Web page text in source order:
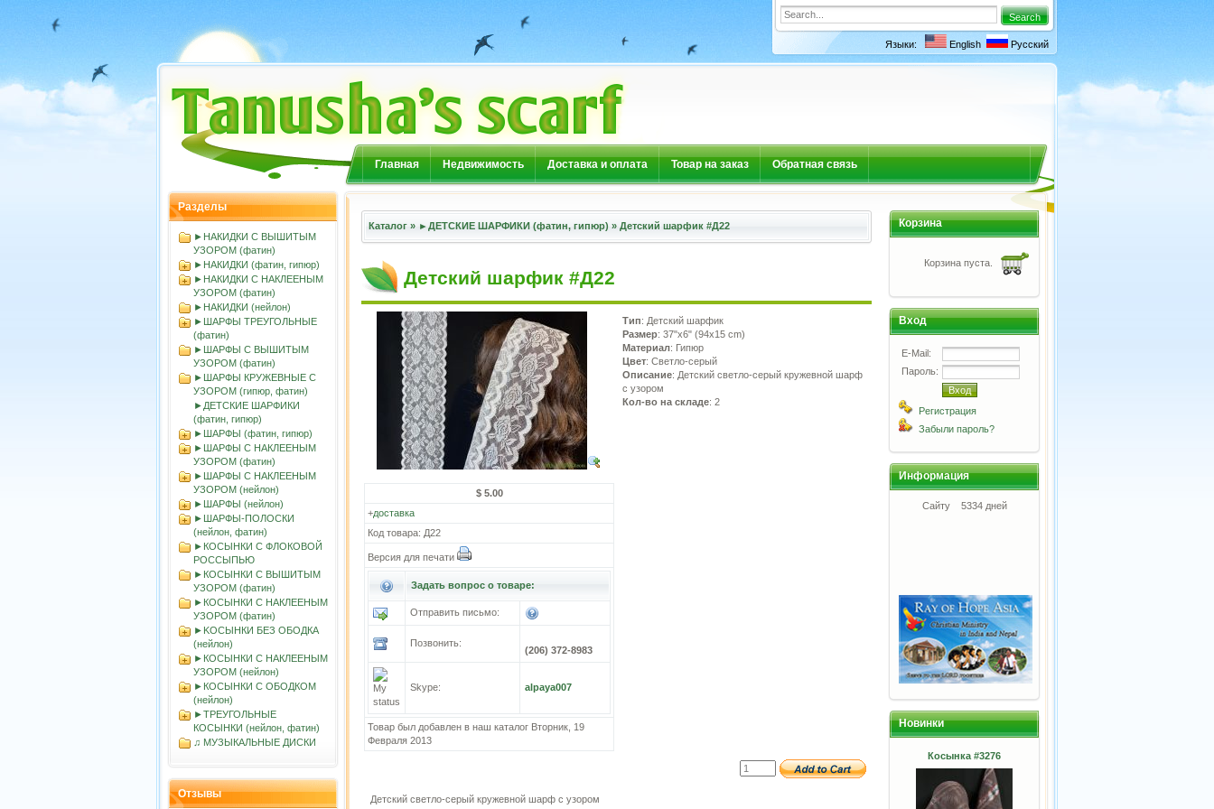
Языки: English Русский
Главная Недвижимость Доставка и оплата Товар на заказ Обратная связь
Разделы
►НАКИДКИ С ВЫШИТЫМ
УЗОРОМ (фатин)
►НАКИДКИ (фатин, гипюр)
►НАКИДКИ С НАКЛЕЕНЫМ
УЗОРОМ (фатин)
►НАКИДКИ (нейлон)
►ШАРФЫ ТРЕУГОЛЬНЫЕ
(фатин)
►ШАРФЫ С ВЫШИТЫМ
УЗОРОМ (фатин)
►ШАРФЫ КРУЖЕВНЫЕ С
УЗОРОМ (гипюр, фатин)
►ДЕТСКИЕ ШАРФИКИ
(фатин, гипюр)
►ШАРФЫ (фатин, гипюр)
►ШАРФЫ С НАКЛЕЕНЫМ
УЗОРОМ (фатин)
►ШАРФЫ С НАКЛЕЕНЫМ
УЗОРОМ (нейлон)
►ШАРФЫ (нейлон)
►ШАРФЫ-ПОЛОСКИ
(нейлон, фатин)
►КОСЫНКИ С ФЛОКОВОЙ
РОССЫПЬЮ
►КОСЫНКИ С ВЫШИТЫМ
УЗОРОМ (фатин)
►КОСЫНКИ С НАКЛЕЕНЫМ
УЗОРОМ (фатин)
►KOСЫНКИ БЕЗ ОБОДКА
(нейлон)
►КОСЫНКИ С НАКЛЕЕНЫМ
УЗОРОМ (нейлон)
►КОСЫНКИ С ОБОДКОМ
(нейлон)
►ТРЕУГОЛЬНЫЕ
КОСЫНКИ (нейлон, фатин)
♫ МУЗЫКАЛЬНЫЕ ДИСКИ
Отзывы
Каталог » ►ДЕТСКИЕ ШАРФИКИ (фатин, гипюр) » Детский шарфик #Д22
Детский шарфик #Д22
$ 5.00
+доставка
Код товара: Д22
Версия для печати
Задать вопрос о товаре:
Отправить письмо:
Позвонить:
(206) 372-8983
Skype: alpaya007
Товар был добавлен в наш каталог Вторник, 19
Февраля 2013
Тип: Детский шарфик
Размер: 37"x6" (94x15 cm)
Материал: Гипюр
Цвет: Светло-серый
Описание: Детский светло-серый кружевной шарф
с узором
Кол-во на складе: 2
Детский светло-серый кружевной шарф с узором
Корзина
Корзина пуста.
Вход
E-Mail:
Пароль:
Регистрация
Забыли пароль?
Информация
Сайту 5334 дней
Новинки
Косынка #3276